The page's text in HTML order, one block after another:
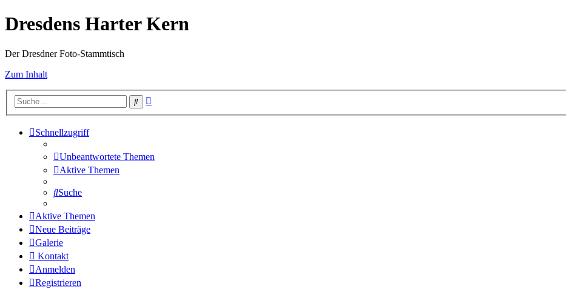
Dresdens Harter Kern
Der Dresdner Foto-Stammtisch
Zum Inhalt
Suche
Schnellzugriff
Unbeantwortete Themen
Aktive Themen
Suche
Aktive Themen
Neue Beiträge
Galerie
Kontakt
Anmelden
Registrieren